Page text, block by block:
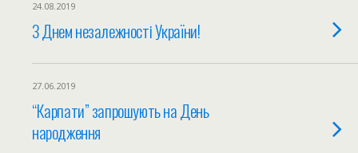
24.08.2019
З Днем незалежності України!
27.06.2019
“Карпати” запрошують на День
народження